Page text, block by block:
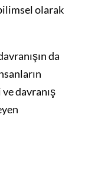
olarak
da
davranış